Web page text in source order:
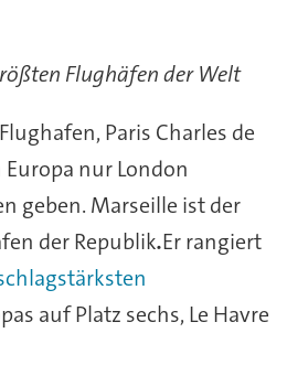
Flughäfen der Welt
Paris Charles de
nur London
geben. Marseille ist der
der Republik.Er rangiert
auf Platz sechs, Le Havre